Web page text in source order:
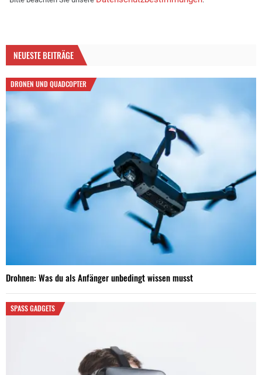
NEUESTE BEITRÄGE
DRONEN UND QUADCOPTER
Drohnen: Was du als Anfänger unbedingt wissen musst
SPASS GADGETS